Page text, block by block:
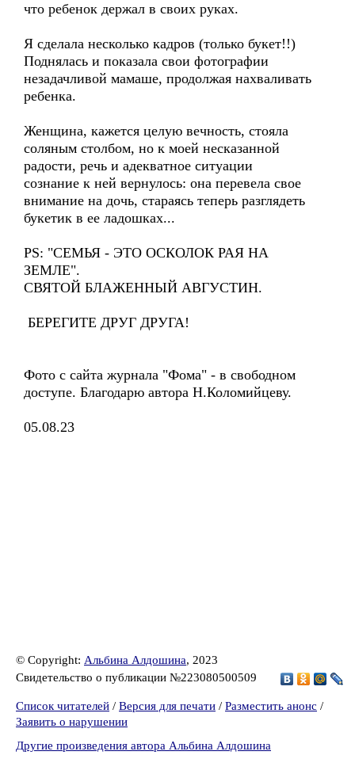
что ребенок держал в своих руках.
Я сделала несколько кадров (только букет!!)
Поднялась и показала свои фотографии
незадачливой мамаше, продолжая нахваливать
ребенка.
Женщина, кажется целую вечность, стояла
соляным столбом, но к моей несказанной
радости, речь и адекватное ситуации
сознание к ней вернулось: она перевела свое
внимание на дочь, стараясь теперь разглядеть
букетик в ее ладошках...
PS: "СЕМЬЯ - ЭТО ОСКОЛОК РАЯ НА
ЗЕМЛЕ".
СВЯТОЙ БЛАЖЕННЫЙ АВГУСТИН.
БЕРЕГИТЕ ДРУГ ДРУГА!
Фото с сайта журнала "Фома" - в свободном
доступе. Благодарю автора Н.Коломийцеву.
05.08.23
© Copyright: Альбина Алдошина, 2023
Свидетельство о публикации №223080500509
Список читателей / Версия для печати / Разместить анонс /
Заявить о нарушении
Другие произведения автора Альбина Алдошина